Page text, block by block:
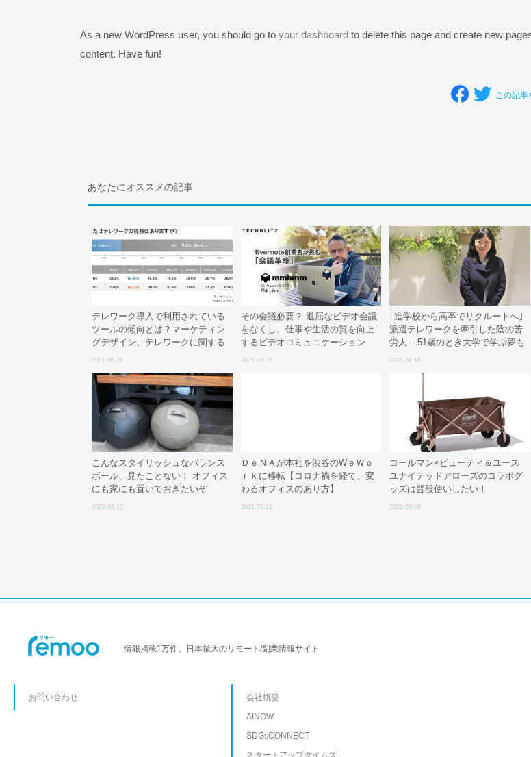
As a new WordPress user, you should go to your dashboardto delete this page and create new
content. Have fun!
この記事
あなたにオススメの記事
テレワーク導入で利用されている
ツールの傾向とは？マーケティン
グデザイン、テレワークに関する
2021.05.28
その会議必要？ 退屈なビデオ会議
をなくし、仕事や生活の質を向上
するビデオコミュニケーション
2021.08.25
｢進学校から高卒でリクルートへ｣
派遣テレワークを牽引した陰の苦
労人 – 51歳のとき大学で学ぶ夢も
2021.04.16
こんなスタイリッシュなバランス
ボール、見たことない！ オフィス
にも家にも置いておきたいぞ
2022.03.16
ＤｅＮＡが本社を渋谷のWｅＷｏ
ｒｋに移転【コロナ禍を経て、変
わるオフィスのあり方】
2021.05.21
コールマン×ビューティ＆ユース
ユナイテッドアローズのコラボグ
ッズは普段使いしたい！
2021.09.08
情報掲載1万件、日本最大のリモート/副業情報サイト
お問い合わせ
会社概要
AINOW
SDGsCONNECT
スタートアップタイムズ